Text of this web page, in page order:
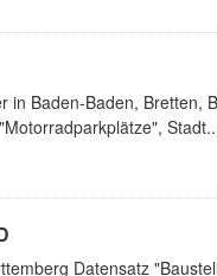
in Baden-Baden, Bretten,
Datensatz